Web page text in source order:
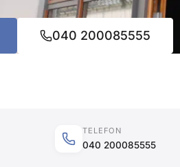
040 200085555
TELEFON
040 200085555